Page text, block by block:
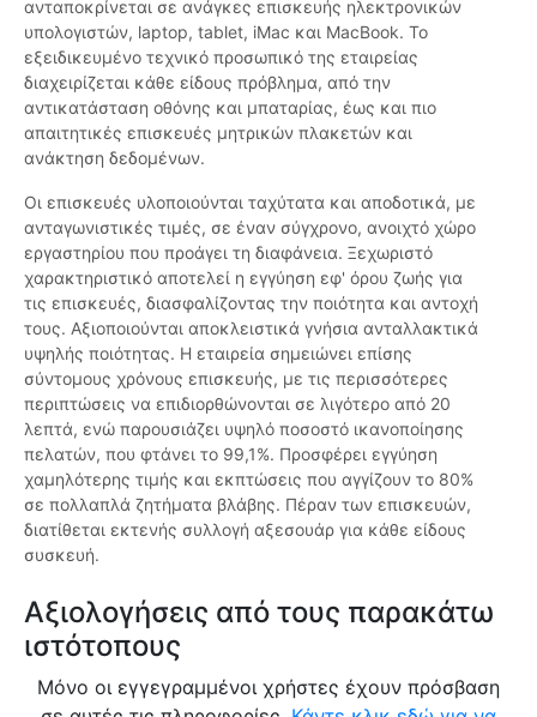
ανταποκρίνεται σε ανάγκες επισκευής ηλεκτρονικών
υπολογιστών, laptop, tablet, iMac και MacBook. Το
εξειδικευμένο τεχνικό προσωπικό της εταιρείας
διαχειρίζεται κάθε είδους πρόβλημα, από την
αντικατάσταση οθόνης και μπαταρίας, έως και πιο
απαιτητικές επισκευές μητρικών πλακετών και
ανάκτηση δεδομένων.
Οι επισκευές υλοποιούνται ταχύτατα και αποδοτικά, με
ανταγωνιστικές τιμές, σε έναν σύγχρονο, ανοιχτό χώρο
εργαστηρίου που προάγει τη διαφάνεια. Ξεχωριστό
χαρακτηριστικό αποτελεί η εγγύηση εφ' όρου ζωής για
τις επισκευές, διασφαλίζοντας την ποιότητα και αντοχή
τους. Αξιοποιούνται αποκλειστικά γνήσια ανταλλακτικά
υψηλής ποιότητας. Η εταιρεία σημειώνει επίσης
σύντομους χρόνους επισκευής, με τις περισσότερες
περιπτώσεις να επιδιορθώνονται σε λιγότερο από 20
λεπτά, ενώ παρουσιάζει υψηλό ποσοστό ικανοποίησης
πελατών, που φτάνει το 99,1%. Προσφέρει εγγύηση
χαμηλότερης τιμής και εκπτώσεις που αγγίζουν το 80%
σε πολλαπλά ζητήματα βλάβης. Πέραν των επισκευών,
διατίθεται εκτενής συλλογή αξεσουάρ για κάθε είδους
συσκευή.
Αξιολογήσεις από τους παρακάτω
ιστότοπους
Μόνο οι εγγεγραμμένοι χρήστες έχουν πρόσβαση